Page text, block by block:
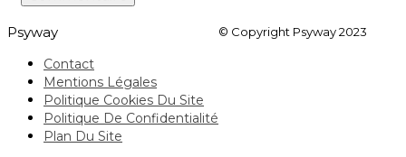
Psyway
Contact
Mentions Légales
Politique Cookies Du Site
Politique De Confidentialité
Plan Du Site
© Copyright Psyway 2023